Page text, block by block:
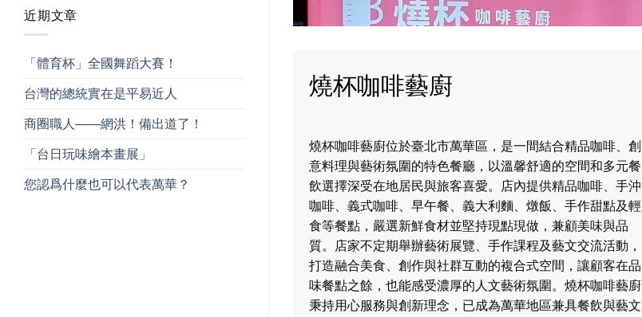
近期文章
「體育杯」全國舞蹈大賽！
台灣的總統實在是平易近人
商圈職人——網洪！備出道了！
「台日玩味繪本畫展」
您認爲什麼也可以代表萬華？
燒杯咖啡藝廚
燒杯咖啡藝廚位於臺北市萬華區，是一間結合精品咖啡、創
意料理與藝術氛圍的特色餐廳，以溫馨舒適的空間和多元餐
飲選擇深受在地居民與旅客喜愛。店內提供精品咖啡、手沖
咖啡、義式咖啡、早午餐、義大利麵、燉飯、手作甜點及輕
食等餐點，嚴選新鮮食材並堅持現點現做，兼顧美味與品
質。店家不定期舉辦藝術展覽、手作課程及藝文交流活動，
打造融合美食、創作與社群互動的複合式空間，讓顧客在品
味餐點之餘，也能感受濃厚的人文藝術氛圍。燒杯咖啡藝廚
秉持用心服務與創新理念，已成為萬華地區兼具餐飲與藝文